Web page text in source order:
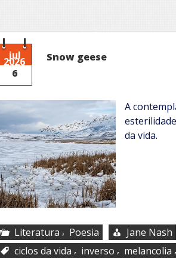
jul
2026
6
Snow geese
A
da vida.
Literatura , Poesia
Jane Nash
ciclos da vida , inverso , melancolia ,